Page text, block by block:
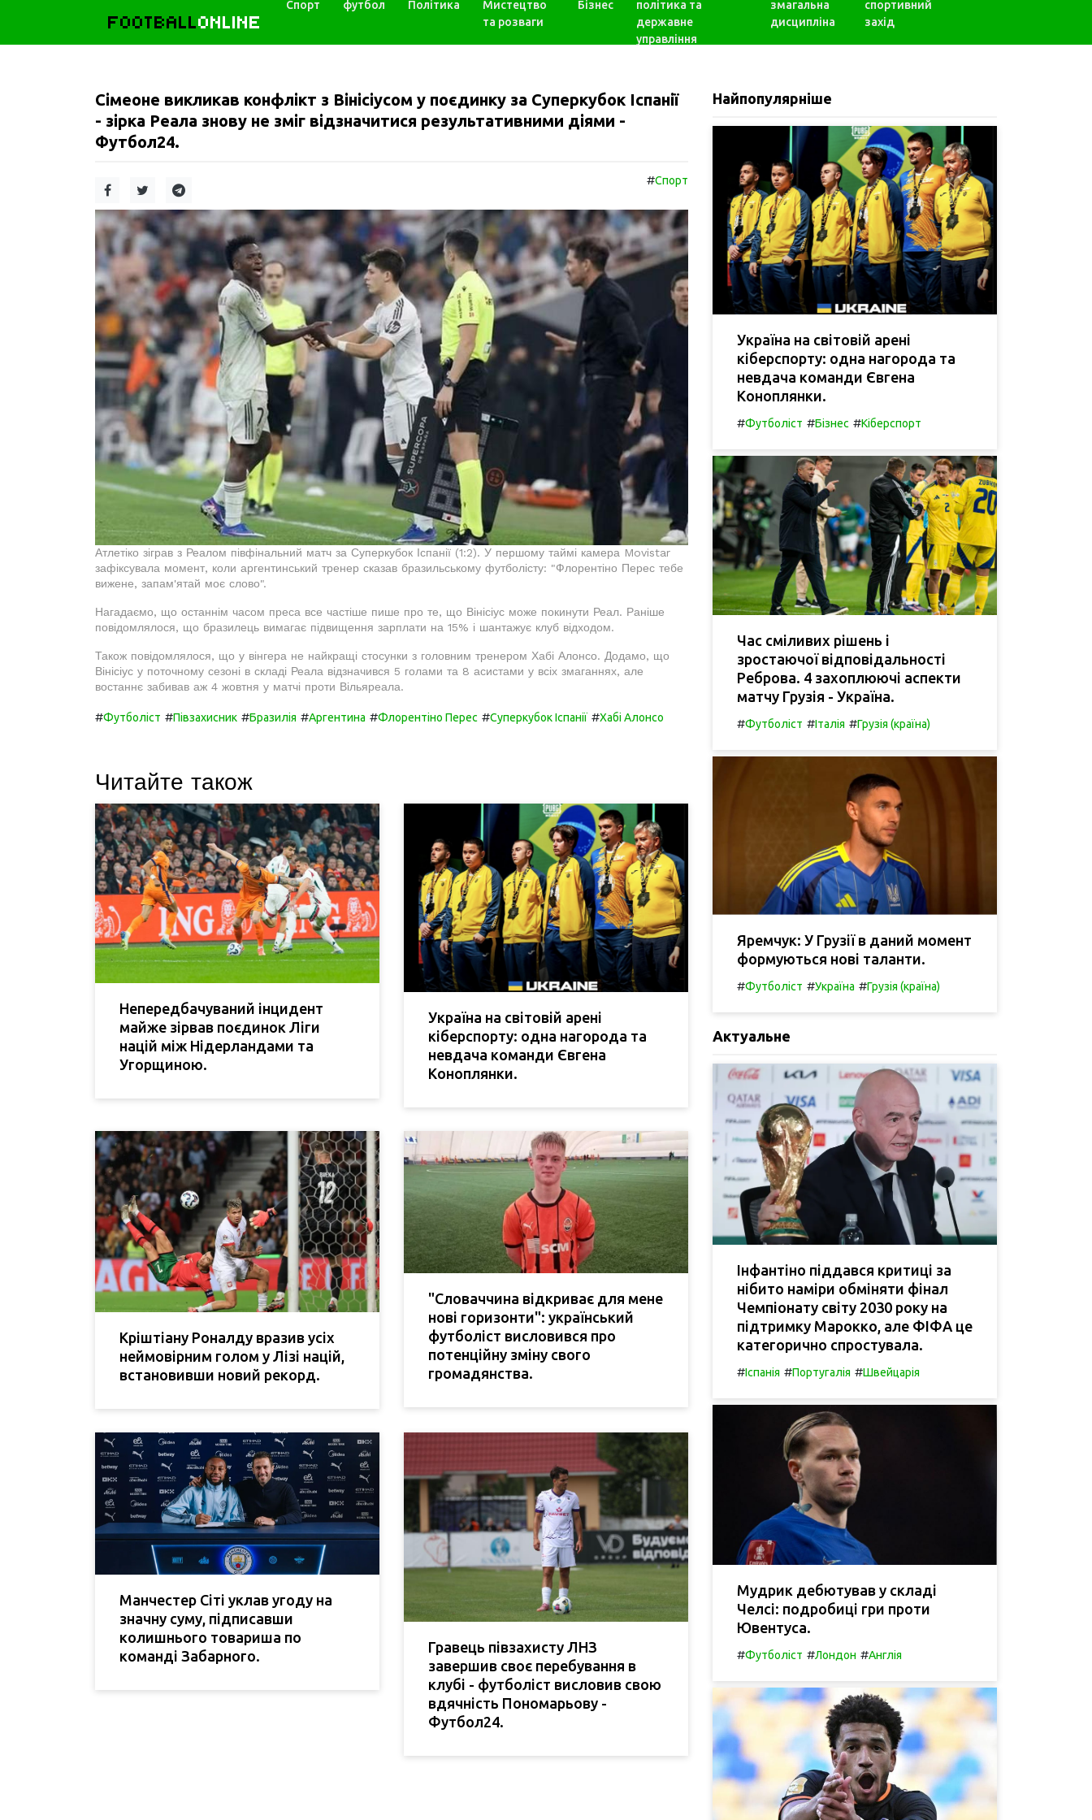
FOOTBALLONLINE
Спорт футбол Політика
Мистецтво
та розваги
Бізнес
політика та
державне
управління
змагальна
дисципліна
спортивний
захід
Сімеоне викликав конфлікт з Вінісіусом у поєдинку за Суперкубок Іспанії
- зірка Реала знову не зміг відзначитися результативними діями -
Футбол24.
#Спорт
Атлетіко зіграв з Реалом півфінальний матч за Суперкубок Іспанії (1:2). У першому таймі камера Movistar
зафіксувала момент, коли аргентинський тренер сказав бразильському футболісту: "Флорентіно Перес тебе
вижене, запам'ятай моє слово".
Нагадаємо, що останнім часом преса все частіше пише про те, що Вінісіус може покинути Реал. Раніше
повідомлялося, що бразилець вимагає підвищення зарплати на 15% і шантажує клуб відходом.
Також повідомлялося, що у вінгера не найкращі стосунки з головним тренером Хабі Алонсо. Додамо, що
Вінісіус у поточному сезоні в складі Реала відзначився 5 голами та 8 асистами у всіх змаганнях, але
востаннє забивав аж 4 жовтня у матчі проти Вільяреала.
#Футболіст #Півзахисник #Бразилія #Аргентина #Флорентіно Перес #Суперкубок Іспанії #Хабі Алонсо
Читайте також
Непередбачуваний інцидент
майже зірвав поєдинок Ліги
націй між Нідерландами та
Угорщиною.
Україна на світовій арені
кіберспорту: одна нагорода та
невдача команди Євгена
Коноплянки.
Кріштіану Роналду вразив усіх
неймовірним голом у Лізі націй,
встановивши новий рекорд.
"Словаччина відкриває для мене
нові горизонти": український
футболіст висловився про
потенційну зміну свого
громадянства.
Манчестер Сіті уклав угоду на
значну суму, підписавши
колишнього товариша по
команді Забарного.
Гравець півзахисту ЛНЗ
завершив своє перебування в
клубі - футболіст висловив свою
вдячність Пономарьову -
Футбол24.
Найпопулярніше
Україна на світовій арені
кіберспорту: одна нагорода та
невдача команди Євгена
Коноплянки.
#Футболіст #Бізнес #Кіберспорт
Час сміливих рішень і
зростаючої відповідальності
Реброва. 4 захоплюючі аспекти
матчу Грузія - Україна.
#Футболіст #Італія #Грузія (країна)
Яремчук: У Грузії в даний момент
формуються нові таланти.
#Футболіст #Україна #Грузія (країна)
Актуальне
Інфантіно піддався критиці за
нібито наміри обміняти фінал
Чемпіонату світу 2030 року на
підтримку Марокко, але ФІФА це
категорично спростувала.
#Іспанія #Португалія #Швейцарія
Мудрик дебютував у складі
Челсі: подробиці гри проти
Ювентуса.
#Футболіст #Лондон #Англія